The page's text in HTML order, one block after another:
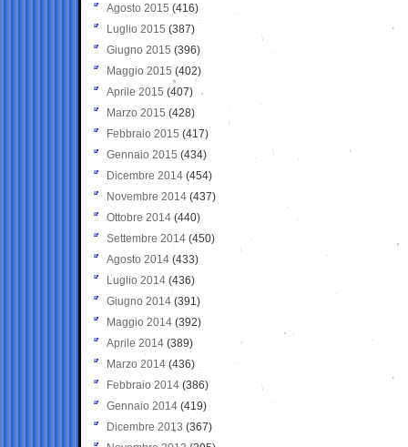
Agosto 2015 (416)
Luglio 2015 (387)
Giugno 2015 (396)
Maggio 2015 (402)
Aprile 2015 (407)
Marzo 2015 (428)
Febbraio 2015 (417)
Gennaio 2015 (434)
Dicembre 2014 (454)
Novembre 2014 (437)
Ottobre 2014 (440)
Settembre 2014 (450)
Agosto 2014 (433)
Luglio 2014 (436)
Giugno 2014 (391)
Maggio 2014 (392)
Aprile 2014 (389)
Marzo 2014 (436)
Febbraio 2014 (386)
Gennaio 2014 (419)
Dicembre 2013 (367)